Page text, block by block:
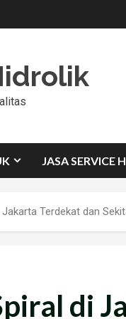
JASA SERVICE
Terdekat dan
di